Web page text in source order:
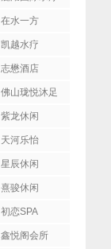
在水一方
凯越水疗
志懋酒店
佛山珑悦沐足
紫龙休闲
天河乐怡
星辰休闲
熹骏休闲
初恋SPA
鑫悦阁会所